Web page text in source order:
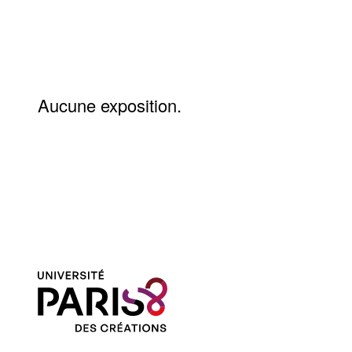
Aucune exposition.